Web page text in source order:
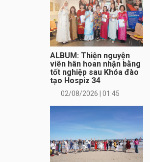
ALBUM: Thiện nguyện
viên hân hoan nhận bằng
tốt nghiệp sau Khóa đào
tạo Hospiz 34
02/08/2026 | 01:45